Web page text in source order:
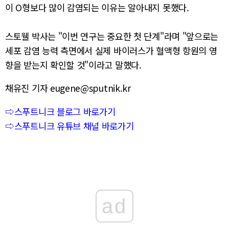
이 O형보다 많이 감염되는 이유는 알아내지 못했다.
스토웰 박사는 "이번 연구는 중요한 첫 단계"라며 "앞으로는
세포 감염 능력 측면에서 실제 바이러스가 혈액형 항원의 영
향을 받는지 확인할 것"이라고 말했다.
채유진 기자 eugene@sputnik.kr
⇨스푸트니크 블로그 바로가기
⇨스푸트니크 유튜브 채널 바로가기
ad